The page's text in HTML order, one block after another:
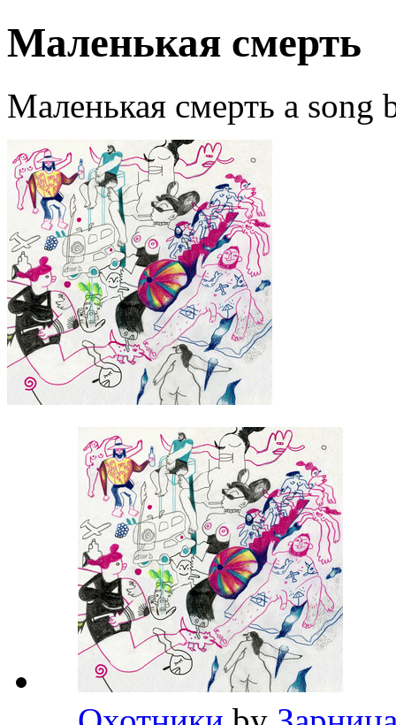
Маленькая смерть
Маленькая смерть a song